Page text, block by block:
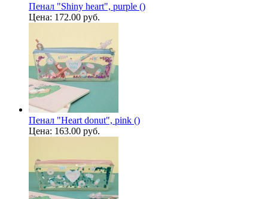
Пенал "Shiny heart", purple ()
Цена: 172.00 руб.
Пенал "Heart donut", pink ()
Цена: 163.00 руб.